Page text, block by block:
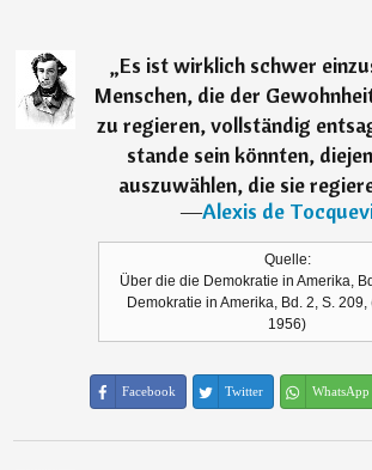
„Es ist wirklich schwer
Menschen, die der
zu regieren, vollständig
stande sein könnten,
auszuwählen, die sie
―Alexis de
Quelle:
Über die die Demokratie in Amerika,
Demokratie in Amerika, Bd. 2, S. 209,
1956)
Facebook Twitter WhatsApp